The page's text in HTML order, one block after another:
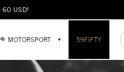
60 USD!
MOTORSPORT 59FIFTY